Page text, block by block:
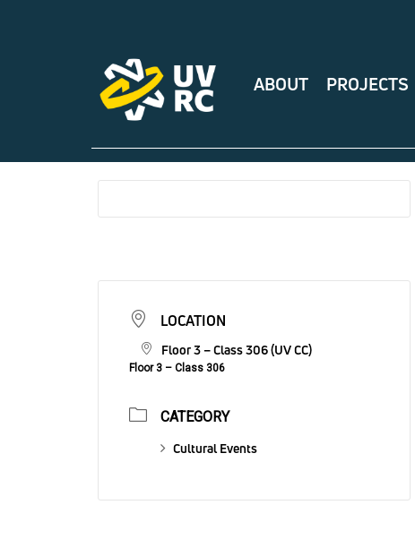
ABOUT PROJECTS
LOCATION
Floor 3 – Class 306 (UV CC)
Floor 3 – Class 306
CATEGORY
Cultural Events